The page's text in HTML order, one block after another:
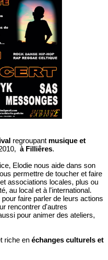
regroupant musique et
à Filliêres.
Elodie nous aide dans son
permettre de toucher et faire
associations locales, plus ou
au local et à l'international.
faire parler de leurs actions
rencontrer d'autres
pour animer des ateliers,
riche en échanges culturels et